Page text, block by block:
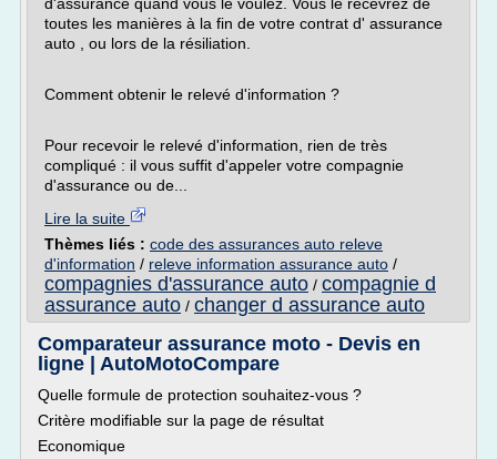
toutes les manières à la fin de votre contrat d' assurance
auto , ou lors de la résiliation.
Comment obtenir le relevé d'information ?
Pour recevoir le relevé d'information, rien de très
compliqué : il vous suffit d'appeler votre compagnie
d'assurance ou de...
Lire la suite
Thèmes liés : code des assurances auto releve
d'information / releve information assurance auto /
compagnies d'assurance auto / compagnie d
assurance auto / changer d assurance auto
Comparateur assurance moto - Devis en
ligne | AutoMotoCompare
Quelle formule de protection souhaitez-vous ?
Critère modifiable sur la page de résultat
Economique